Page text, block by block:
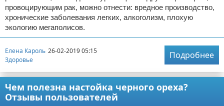
провоцирующим рак, можно отнести: вредное производство,
хронические заболевания легких, алкоголизм, плохую
экологию мегаполисов.
Елена Кароль 26-02-2019 05:15
Здоровье
Подробнее
Чем полезна настойка черного ореха?
Отзывы пользователей